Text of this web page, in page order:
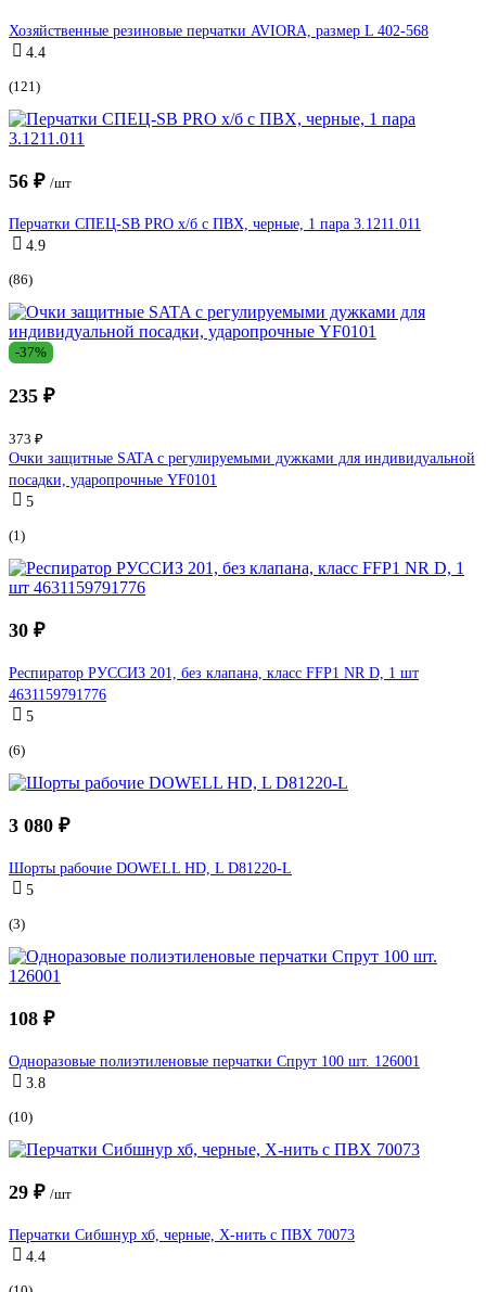
Хозяйственные резиновые перчатки AVIORA, размер L 402-568
4.4
(121)
56 ₽ /шт
Перчатки СПЕЦ-SB PRO х/б с ПВХ, черные, 1 пара 3.1211.011
4.9
(86)
-37%
235 ₽
373 ₽
Очки защитные SATA с регулируемыми дужками для индивидуальной
посадки, ударопрочные YF0101
5
(1)
30 ₽
Респиратор РУССИЗ 201, без клапана, класс FFP1 NR D, 1 шт
4631159791776
5
(6)
3 080 ₽
Шорты рабочие DOWELL HD, L D81220-L
5
(3)
108 ₽
Одноразовые полиэтиленовые перчатки Спрут 100 шт. 126001
3.8
(10)
29 ₽ /шт
Перчатки Сибшнур хб, черные, Х-нить с ПВХ 70073
4.4